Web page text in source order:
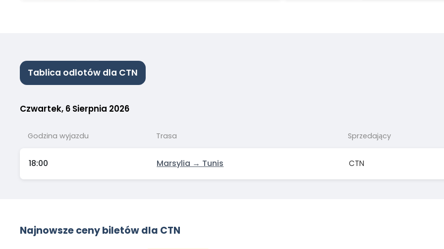
Tablica odlotów dla CTN
Czwartek, 6 Sierpnia 2026
Godzina wyjazdu Trasa Sprzedający
18:00 Marsylia → Tunis CTN
Najnowsze ceny biletów dla CTN